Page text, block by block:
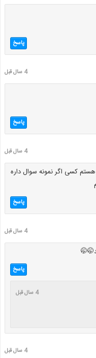
پاسخ
4 سال قبل
پاسخ
4 سال قبل
کسی اگر نمونه سوال داره
پاسخ
4 سال قبل
پاسخ
4 سال قبل
4 سال قبل